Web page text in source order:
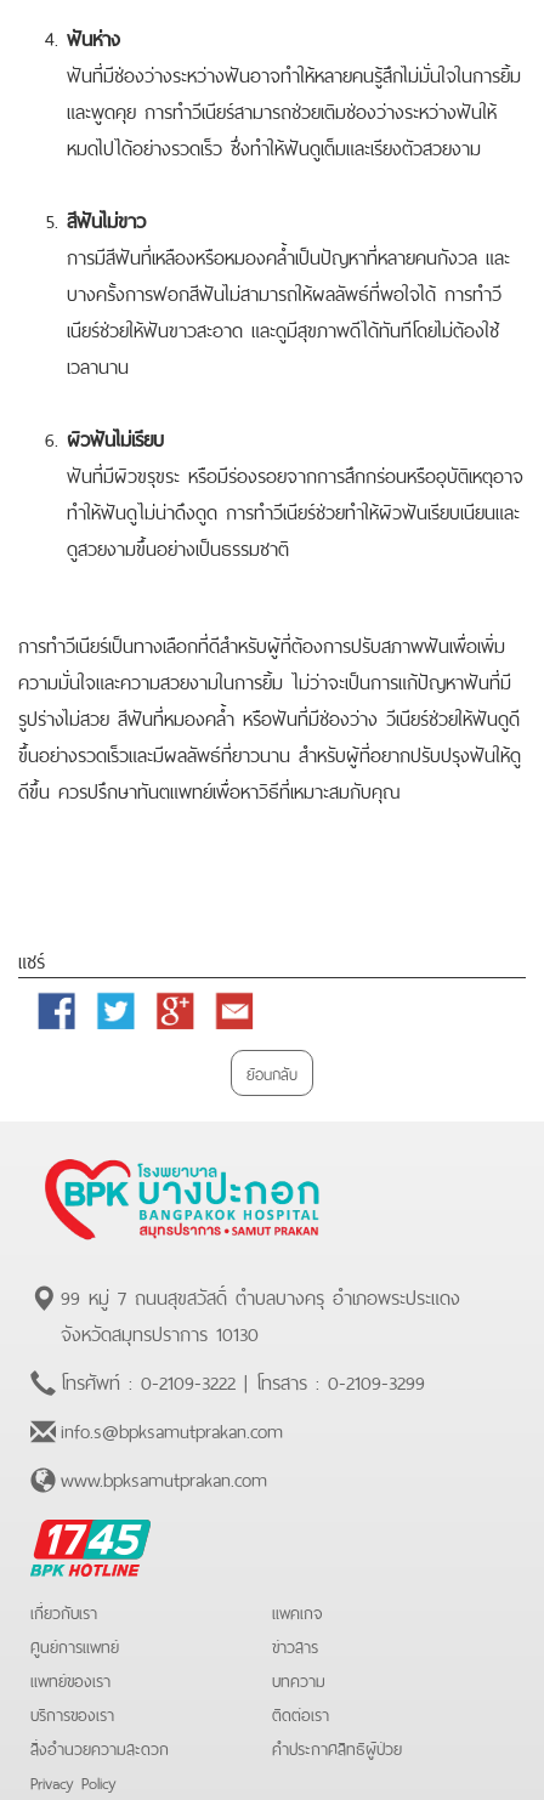
ฟันห่าง
ฟันที่มีช่องว่างระหว่างฟันอาจทำให้หลายคนรู้สึกไม่มั่นใจในการยิ้ม
และพูดคุย การทำวีเนียร์สามารถช่วยเติมช่องว่างระหว่างฟันให้
หมดไปได้อย่างรวดเร็ว ซึ่งทำให้ฟันดูเต็มและเรียงตัวสวยงาม
สีฟันไม่ขาว
การมีสีฟันที่เหลืองหรือหมองคล้ำเป็นปัญหาที่หลายคนกังวล และ
บางครั้งการฟอกสีฟันไม่สามารถให้ผลลัพธ์ที่พอใจได้ การทำวี
เนียร์ช่วยให้ฟันขาวสะอาด และดูมีสุขภาพดีได้ทันทีโดยไม่ต้องใช้
เวลานาน
ผิวฟันไม่เรียบ
ฟันที่มีผิวขรุขระ หรือมีร่องรอยจากการสึกกร่อนหรืออุบัติเหตุอาจ
ทำให้ฟันดูไม่น่าดึงดูด การทำวีเนียร์ช่วยทำให้ผิวฟันเรียบเนียนและ
ดูสวยงามขึ้นอย่างเป็นธรรมชาติ
การทำวีเนียร์เป็นทางเลือกที่ดีสำหรับผู้ที่ต้องการปรับสภาพฟันเพื่อเพิ่ม
ความมั่นใจและความสวยงามในการยิ้ม ไม่ว่าจะเป็นการแก้ปัญหาฟันที่มี
รูปร่างไม่สวย สีฟันที่หมองคล้ำ หรือฟันที่มีช่องว่าง วีเนียร์ช่วยให้ฟันดูดี
ขึ้นอย่างรวดเร็วและมีผลลัพธ์ที่ยาวนาน สำหรับผู้ที่อยากปรับปรุงฟันให้ดู
ดีขึ้น ควรปรึกษาทันตแพทย์เพื่อหาวิธีที่เหมาะสมกับคุณ
แชร์
Facebook Twitter
Google
Email
ย้อนกลับ
99 หมู่ 7 ถนนสุขสวัสดิ์ ตำบลบางครุ อำเภอพระประแดง
จังหวัดสมุทรปราการ 10130
โทรศัพท์ : 0-2109-3222 | โทรสาร : 0-2109-3299
info.s@bpksamutprakan.com
www.bpksamutprakan.com
BPK
Hotline
เกี่ยวกับเรา
ศูนย์การแพทย์
แพทย์ของเรา
บริการของเรา
สิ่งอำนวยความสะดวก
Privacy Policy
แพคเกจ
ข่าวสาร
บทความ
ติดต่อเรา
คําประกาศสิทธิผู้ป่วย